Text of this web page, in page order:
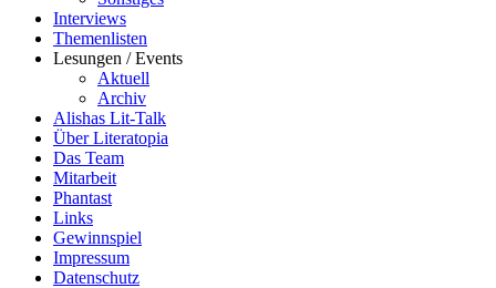
Interviews
Themenlisten
Lesungen / Events
Aktuell
Archiv
Alishas Lit-Talk
Über Literatopia
Das Team
Mitarbeit
Phantast
Links
Gewinnspiel
Impressum
Datenschutz